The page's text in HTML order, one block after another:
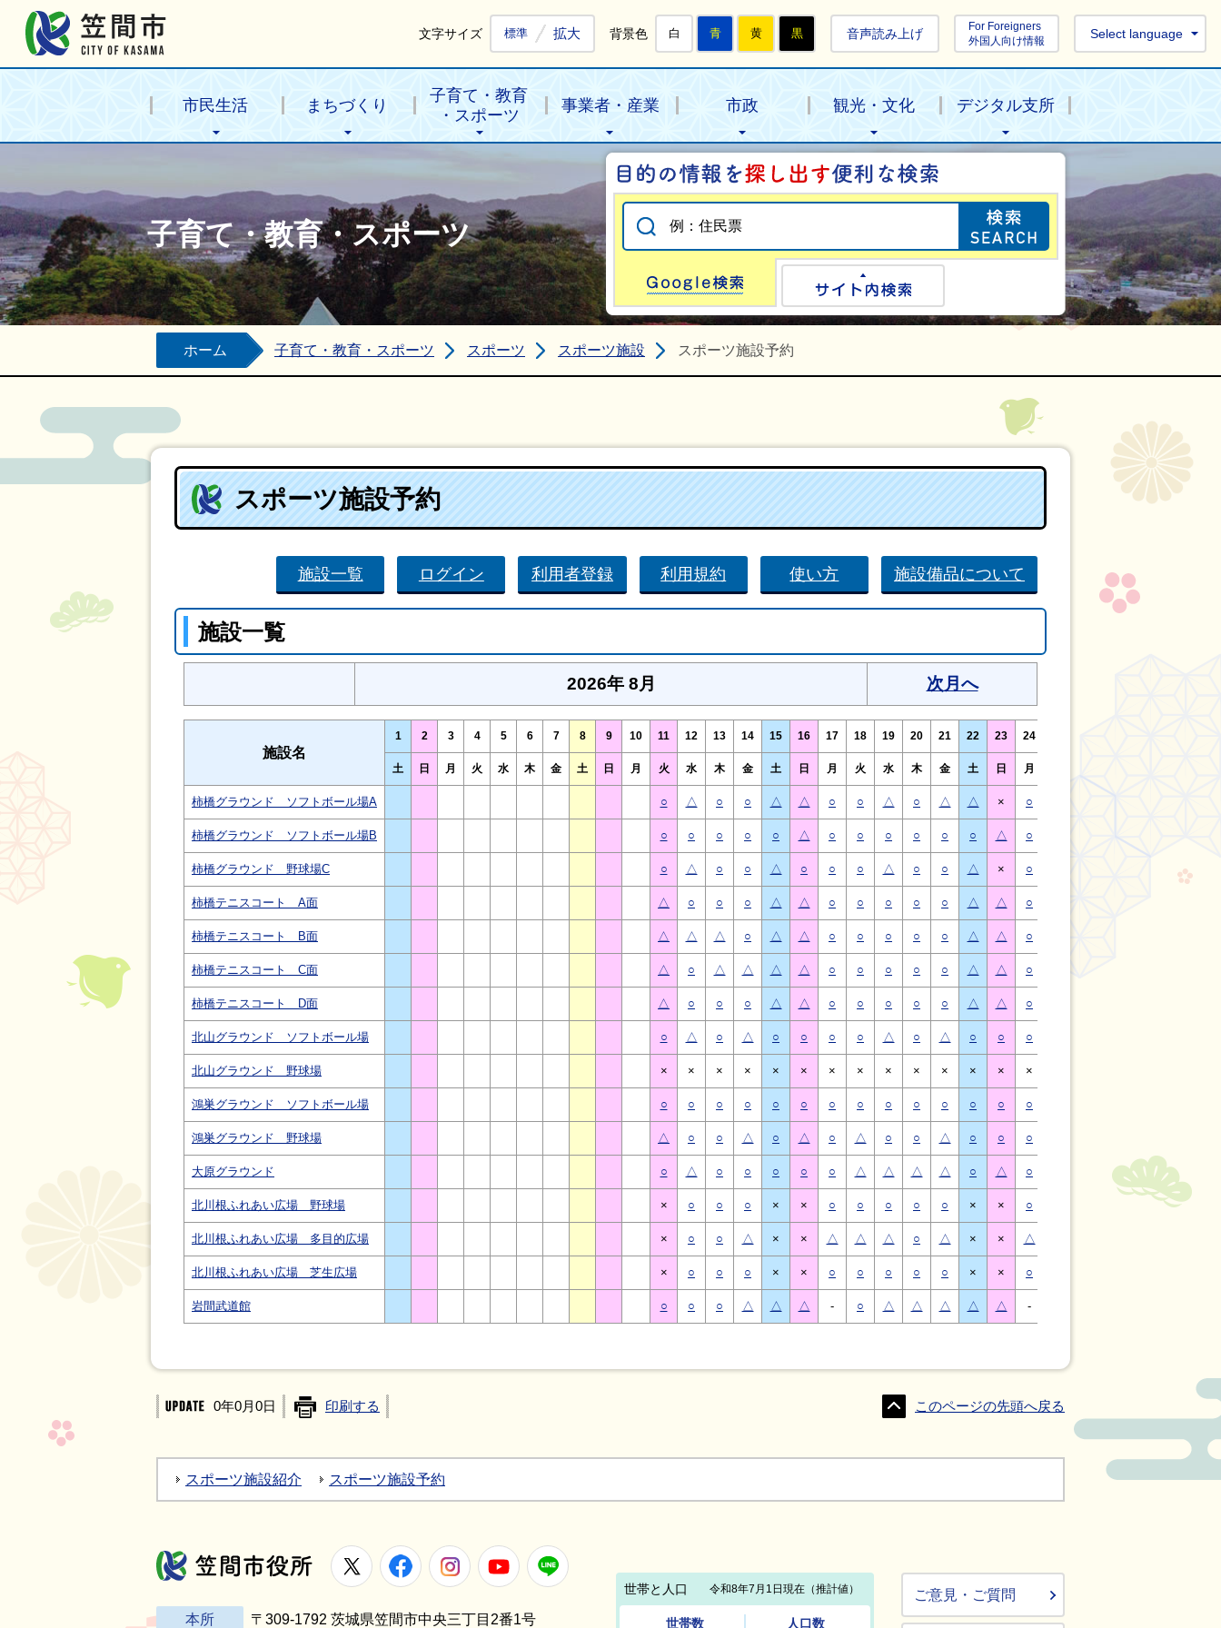
文字サイズ 標準 拡大 背景色 白 青 黄 黒 音声読み上げ
For Foreigners
外国人向け情報
Select language
市民生活 まちづくり
子育て・教育
・スポーツ
事業者・産業 市政 観光・文化 デジタル支所
子育て・教育・スポーツ
目的の情報を探
Google検索
ホーム 子育て・教育・スポーツ スポーツ スポーツ施設 スポーツ施設予約
スポーツ施設予約
施設一覧 ログイン 利用者登録 利用規約 使い方 施設備品について
施設一覧
2026年 8月 次月へ
施設名
1 2 3 4 5 6 7 8 9 10 11 12 13 14 15 16 17 18 19 20 21 22 23 24
土 日 月 火 水 木 金 土 日 月 火 水 木 金 土 日 月 火 水 木 金 土 日 月
柿橋グラウンド ソフトボール場A ○ △ ○ ○ △ △ ○ ○ △ ○ △ △ × ○
柿橋グラウンド ソフトボール場B ○ ○ ○ ○ ○ △ ○ ○ ○ ○ ○ ○ △ ○ ○
柿橋グラウンド 野球場C ○ △ ○ ○ △ ○ ○ ○ △ ○ ○ △ × ○
柿橋テニスコート A面 △ ○ ○ ○ △ △ ○ ○ ○ ○ ○ △ △ ○
柿橋テニスコート B面 △ △ △ ○ △ △ ○ ○ ○ ○ ○ △ △ ○
柿橋テニスコート C面 △ ○ △ △ △ △ ○ ○ ○ ○ ○ △ △ ○
柿橋テニスコート D面 △ ○ ○ ○ △ △ ○ ○ ○ ○ ○ △ △ ○
北山グラウンド ソフトボール場 ○ △ ○ △ ○ ○ ○ ○ △ ○ △ ○ ○ ○
北山グラウンド 野球場 × × × × × × × × × × × × × ×
鴻巣グラウンド ソフトボール場 ○ ○ ○ ○ ○ ○ ○ ○ ○ ○ ○ ○ ○ ○
鴻巣グラウンド 野球場 △ ○ ○ △ ○ △ ○ △ ○ ○ △ ○ ○ ○
大原グラウンド ○ △ ○ ○ ○ ○ ○ △ △ △ △ ○ △ ○ △ △ ○
北川根ふれあい広場 野球場 × ○ ○ ○ × × ○ ○ ○ ○ ○ × × ○ ×
北川根ふれあい広場 多目的広場 × ○ ○ △ × × △ △ △ ○ △ × × △
北川根ふれあい広場 芝生広場 × ○ ○ ○ × × ○ ○ ○ ○ ○ × × ○
岩間武道館 ○ ○ ○ △ △ △ - ○ △ △ △ △ △ -
0年0月0日 印刷する このページの先頭へ戻る
スポーツ施設紹介 スポーツ施設予約
笠間市役所
X FacebookInstagramYoutube
本所 〒309-1792 茨城県笠間市中央三丁目2番1号
ご意見・ご質問